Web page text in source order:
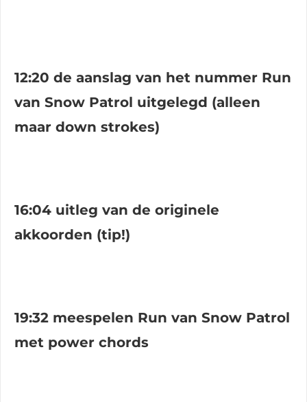
12:20 de aanslag van het nummer Run
van Snow Patrol uitgelegd (alleen
maar down strokes)
16:04 uitleg van de originele
akkoorden (tip!)
19:32 meespelen Run van Snow Patrol
met power chords